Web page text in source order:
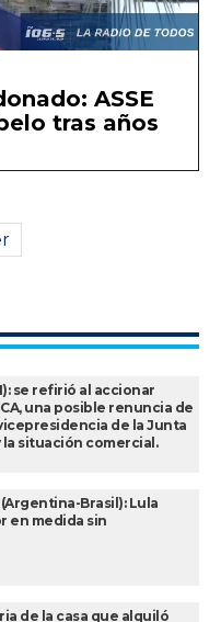
ASSE
tras años
se refirió al accionar
una posible renuncia de
de la Junta
situación comercial.
Brasil): Lula
en medida sin
de la casa que alquiló